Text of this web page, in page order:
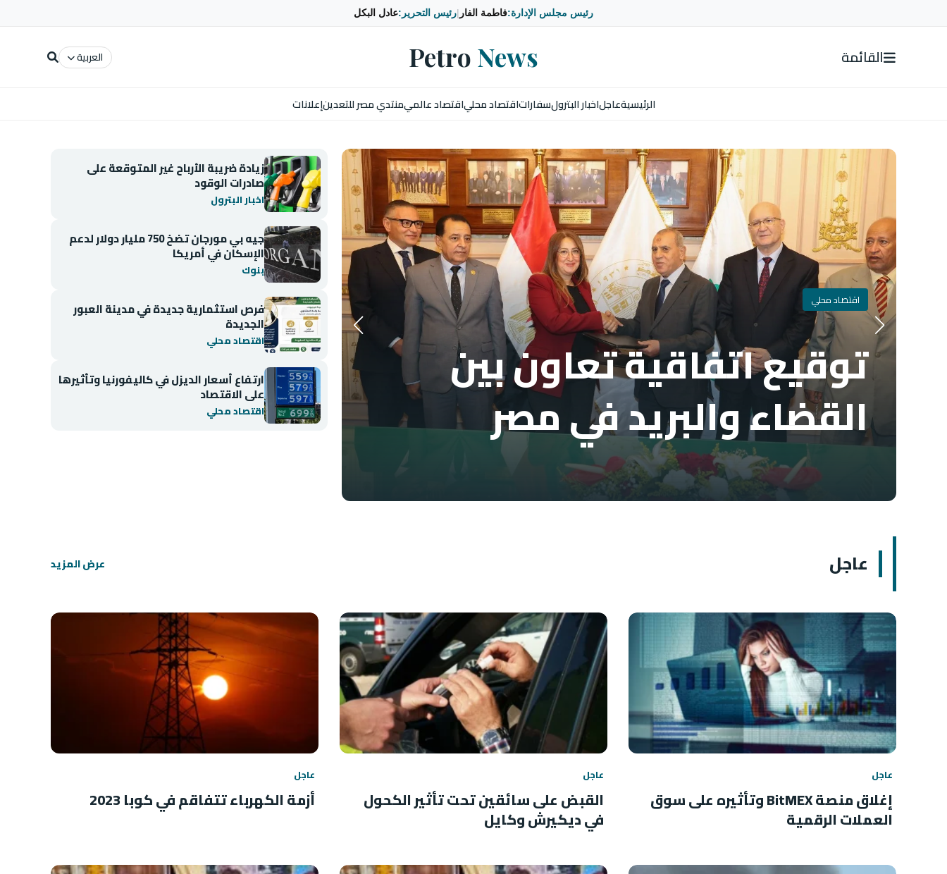
رئيس مجلس الإدارة:فاطمة الفار رئيس التحرير:عادل البكل
القائمة Petro News العربية
الرئيسيةعاجلاخبار البترولسفاراتاقتصاد محلياقتصاد عالميمنتدي مصر للتعدينإعلانات
اقتصاد محلي
توقيع اتفاقية تعاون بين
القضاء والبريد في مصر اقتصاد محلي
زيادة ضريبة الأرباح غير المتوقعة على
صادرات الوقود
اخبار البترول
جيه بي مورجان تضخ 750 مليار دولار لدعم
الإسكان في أمريكا
بنوك
فرص استثمارية جديدة في مدينة العبور
الجديدة
اقتصاد محلي
ارتفاع أسعار الديزل في كاليفورنيا وتأثيرها
على الاقتصاد
اقتصاد محلي
عاجل عرض المزيد
عاجل
إغلاق منصة BitMEX وتأثيره على سوق
العملات الرقمية
عاجل
القبض على سائقين تحت تأثير الكحول
في ديكيرش وكايل
عاجل
أزمة الكهرباء تتفاقم في كوبا 2023